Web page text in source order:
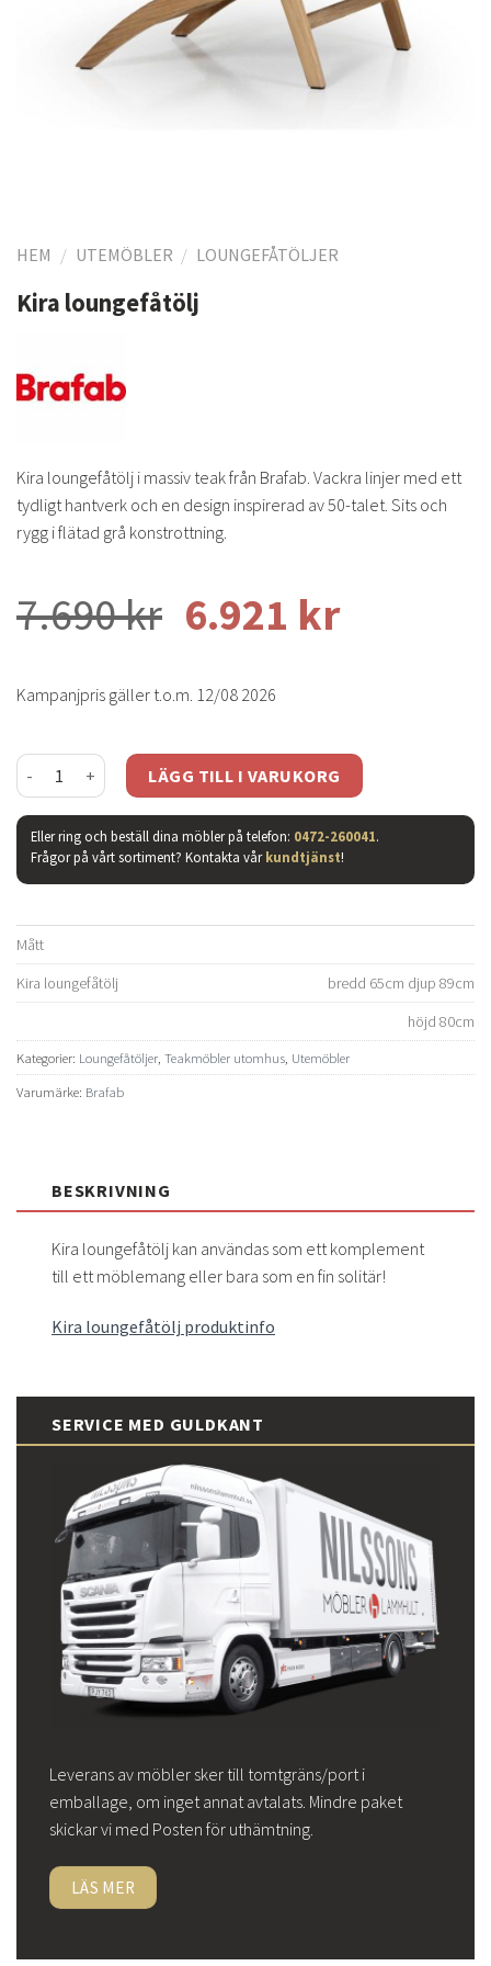
HEM / UTEMÖBLER / LOUNGEFÅTÖLJER
Kira loungefåtölj
Kira loungefåtölj i massiv teak från Brafab. Vackra linjer med ett
tydligt hantverk och en design inspirerad av 50-talet. Sits och
rygg i flätad grå konstrottning.
7.690kr 6.921 kr
Kampanjpris gäller t.o.m. 12/08 2026
Kira loungefåtölj mängdLÄGG TILL I VARUKORG
Eller ring och beställ dina möbler på telefon: 0472-260041.
Frågor på vårt sortiment? Kontakta vårkundtjänst!
Mått
Kira loungefåtölj
bredd 65cm djup 89cm
höjd 80cm
Kategorier: Loungefåtöljer Teakmöbler utomhus Utemöbler
Varumärke: Brafab
BESKRIVNING
Kira loungefåtölj kan användas som ett komplement
till ett möblemang eller bara som en fin solitär!
Kira loungefåtölj produktinfo
SERVICE MED GULDKANT
Leverans av möbler sker till tomtgräns/port i
emballage, om inget annat avtalats. Mindre paket
skickar vi med Posten för uthämtning.
LÄS MER